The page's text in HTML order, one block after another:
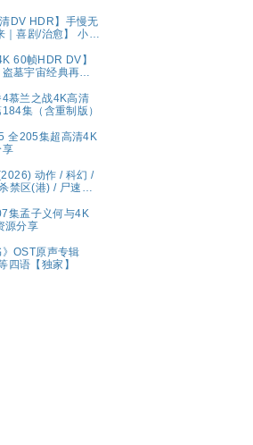
DV HDR】手慢无
喜剧/治愈】 小芳
😂 生而自由，活
的必选项，幸福
60帧HDR DV】
墓宇宙经典再现
诡影交错！连环猎
冒险【张新成、丁
4慕兰之战4K高清
集（含重制版）
全205集超高清4K
享
动作 / 科幻 /
禁区(港) / 尸速禁
立无援的幸存者
进化的感染者的
集孟子义何与4K
源分享
OST原声专辑
四语【独家】